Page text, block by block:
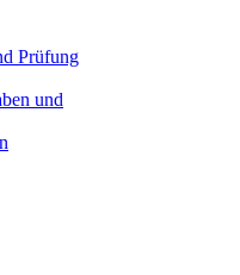
Prüfung
und